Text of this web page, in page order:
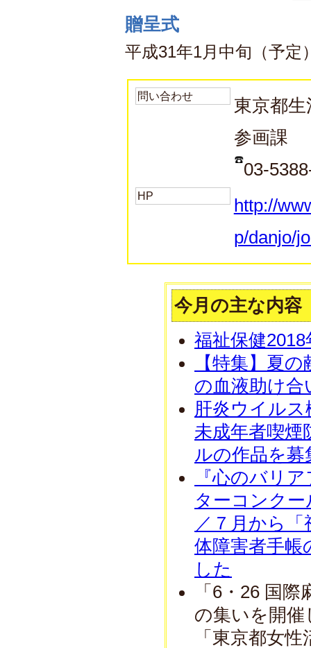
贈呈式
平成31年1月中旬（予定
問い合わせ
東京都
参画課
03-
HP
http://
p/danjo/
今月の主な内容
福祉保健
【特集】夏
の血液助け合
肝炎ウイル
未成年者喫煙
ルの作品を募
『心のバリ
ターコンク
／７月から
体障害者手帳
した
「6・26 国
の集いを開催
「東京都女